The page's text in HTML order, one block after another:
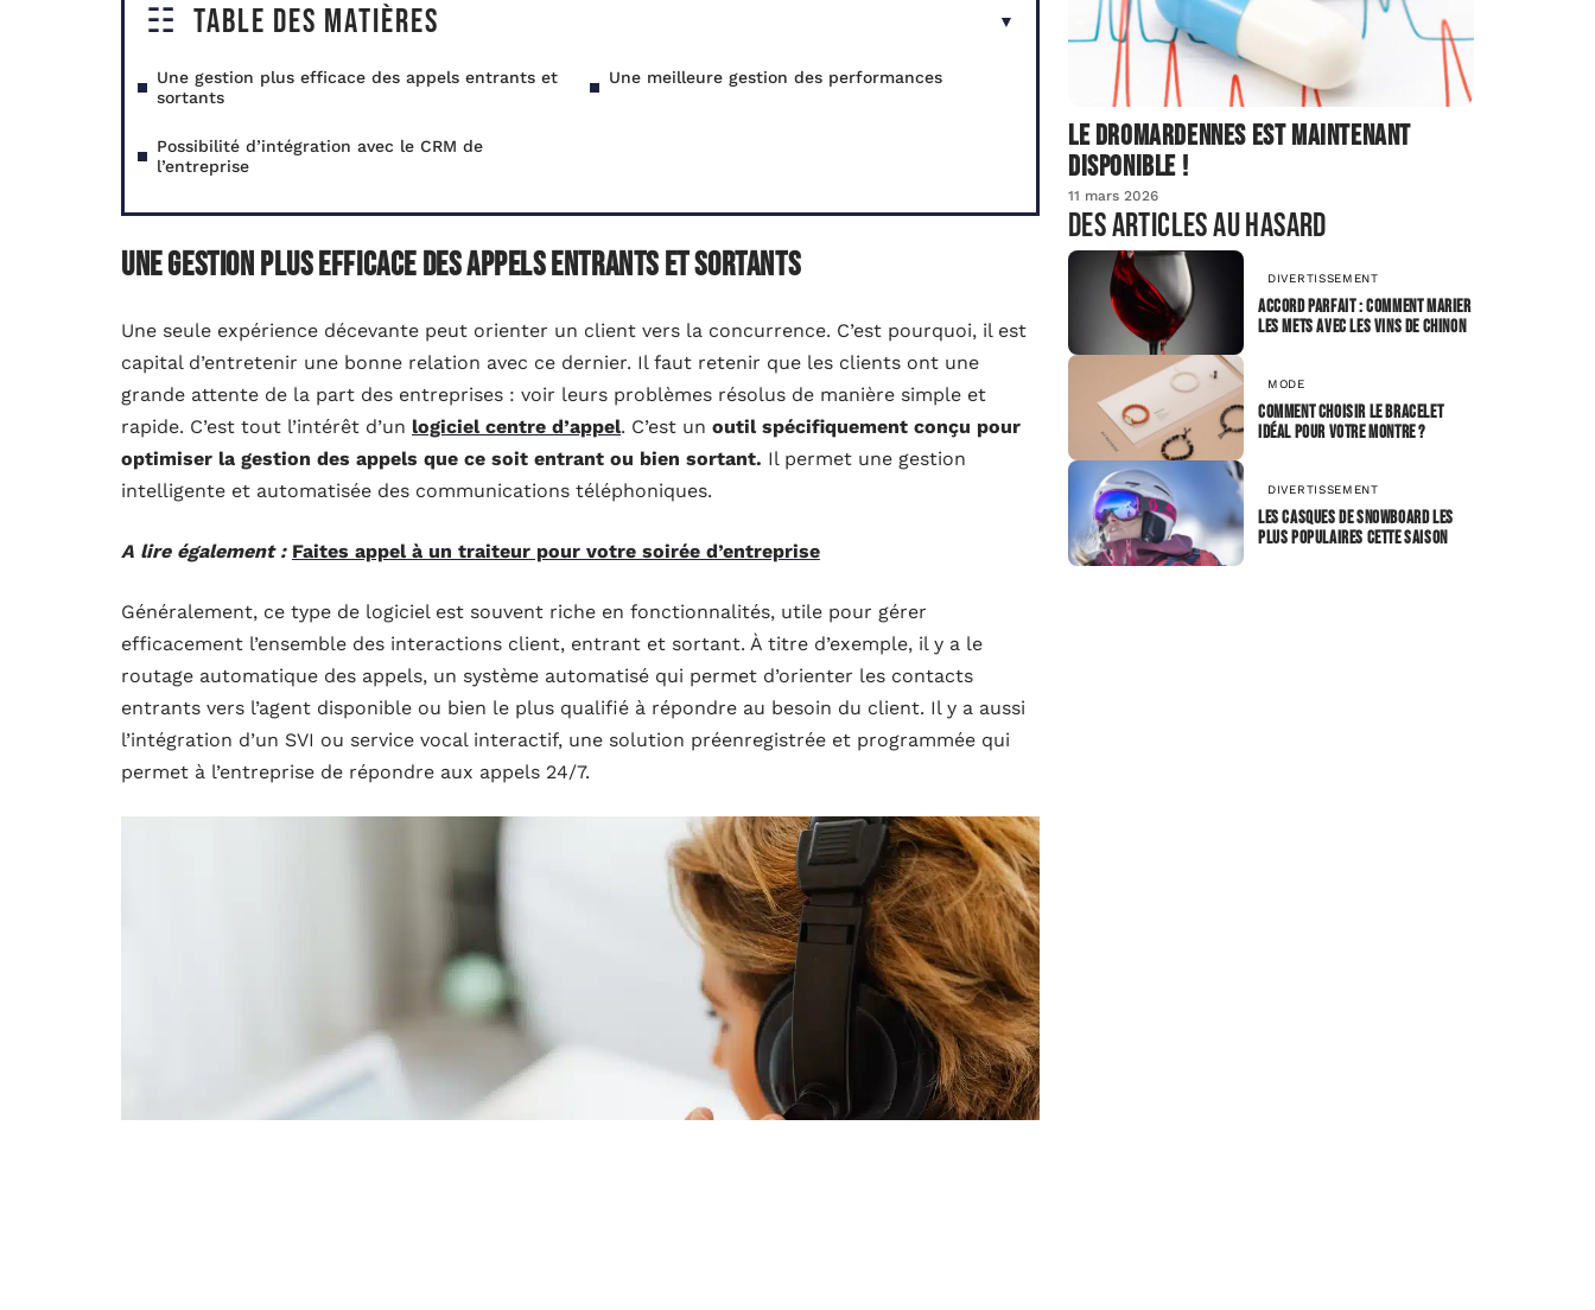
Table des matières
Une gestion plus efficace des appels entrants et
sortants
Une meilleure gestion des performances
Possibilité d’intégration avec le CRM de
l’entreprise
Une gestion plus efficace des appels entrants et sortants
Une seule expérience décevante peut orienter un client vers la concurrence. C’est pourquoi, il est
capital d’entretenir une bonne relation avec ce dernier. Il faut retenir que les clients ont une
grande attente de la part des entreprises : voir leurs problèmes résolus de manière simple et
rapide. C’est tout l’intérêt d’un logiciel centre d’appel. C’est un outil spécifiquement conçu pour
optimiser la gestion des appels que ce soit entrant ou bien sortant. Il permet une gestion
intelligente et automatisée des communications téléphoniques.
A lire également : Faites appel à un traiteur pour votre soirée d’entreprise
Généralement, ce type de logiciel est souvent riche en fonctionnalités, utile pour gérer
efficacement l’ensemble des interactions client, entrant et sortant. À titre d’exemple, il y a le
routage automatique des appels, un système automatisé qui permet d’orienter les contacts
entrants vers l’agent disponible ou bien le plus qualifié à répondre au besoin du client. Il y a aussi
l’intégration d’un SVI ou service vocal interactif, une solution préenregistrée et programmée qui
permet à l’entreprise de répondre aux appels 24/7.
Le dromardennes est maintenant
disponible !
11 mars 2026
Des articles au hasard
DIVERTISSEMENT
Accord parfait : comment marier
les mets avec les vins de Chinon
MODE
Comment choisir le bracelet
idéal pour votre montre ?
DIVERTISSEMENT
Les casques de snowboard les
plus populaires cette saison